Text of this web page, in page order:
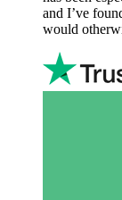
and I’ve
would